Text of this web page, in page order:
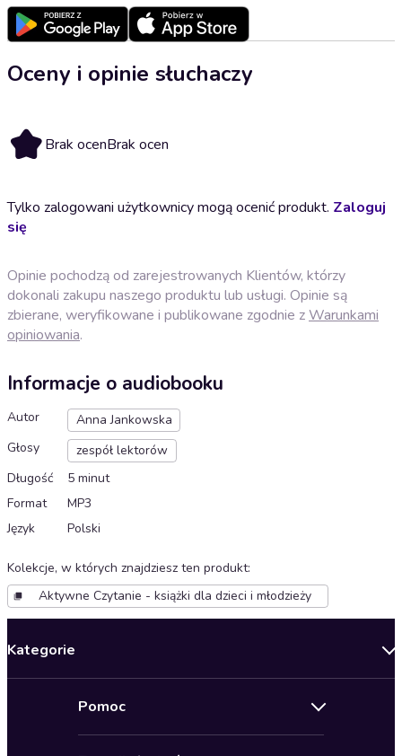
Oceny i opinie słuchaczy
Brak ocenBrak ocen
Tylko zalogowani użytkownicy mogą ocenić produkt. Zaloguj
się
Opinie pochodzą od zarejestrowanych Klientów, którzy
dokonali zakupu naszego produktu lub usługi. Opinie są
zbierane, weryfikowane i publikowane zgodnie zWarunkami
opiniowania.
Informacje o audiobooku
Autor
Anna Jankowska
Głosy
zespół lektorów
Długość
5 minut
Format
MP3
Język
Polski
Kolekcje, w których znajdziesz ten produkt:
Aktywne Czytanie - książki dla dzieci i młodzieży
Kategorie
Pomoc